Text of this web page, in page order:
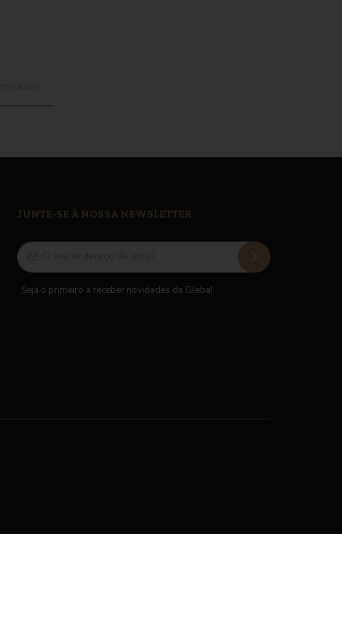
JUNTE-SE À NOSSA NEWSLETTER
Seja o primeiro a receber novidades da Gleba!